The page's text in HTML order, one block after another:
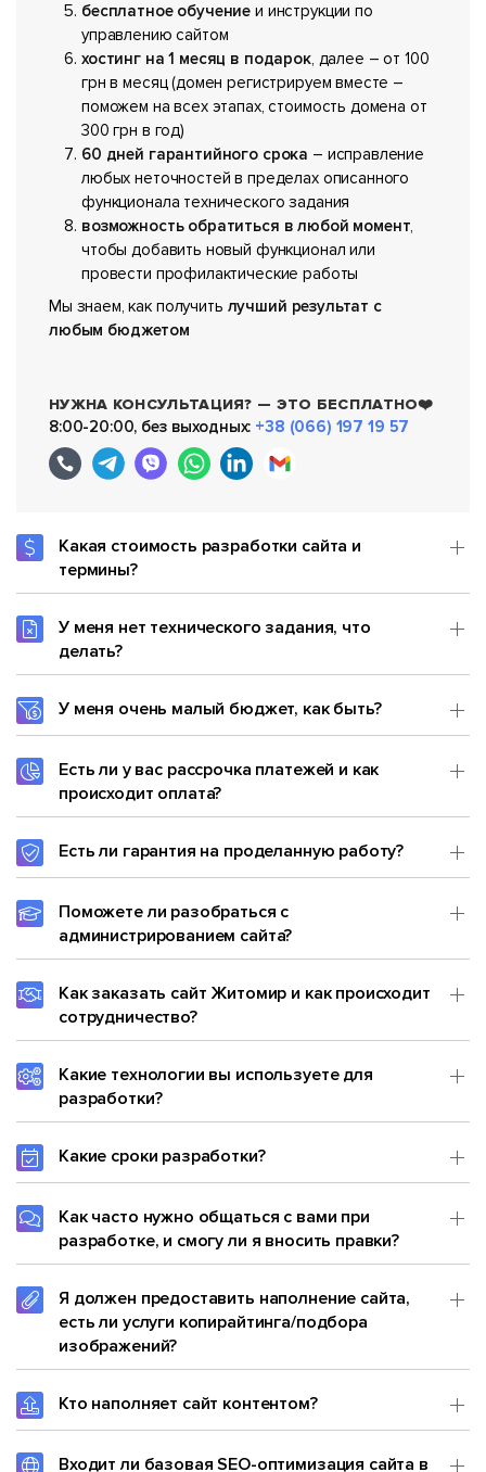
бесплатное обучение и инструкции по
управлению сайтом
хостинг на 1 месяц в подарок, далее – от 100
грн в месяц (домен регистрируем вместе –
поможем на всех этапах, стоимость домена от
300 грн в год)
60 дней гарантийного срока – исправление
любых неточностей в пределах описанного
функционала технического задания
возможность обратиться в любой момент,
чтобы добавить новый функционал или
провести профилактические работы
Мы знаем, как получить лучший результат с
любым бюджетом
НУЖНА КОНСУЛЬТАЦИЯ? — ЭТО БЕСПЛАТНО❤️
8:00-20:00, без выходных: +38 (066) 197 19 57
Какая стоимость разработки сайта и
термины?
У меня нет технического задания, что
делать?
У меня очень малый бюджет, как быть?
Есть ли у вас рассрочка платежей и как
происходит оплата?
Есть ли гарантия на проделанную работу?
Поможете ли разобраться с
администрированием сайта?
Как заказать сайт Житомир и как происходит
сотрудничество?
Какие технологии вы используете для
разработки?
Какие сроки разработки?
Как часто нужно общаться с вами при
разработке, и смогу ли я вносить правки?
Я должен предоставить наполнение сайта,
есть ли услуги копирайтинга/подбора
изображений?
Кто наполняет сайт контентом?
Входит ли базовая SEO-оптимизация сайта в